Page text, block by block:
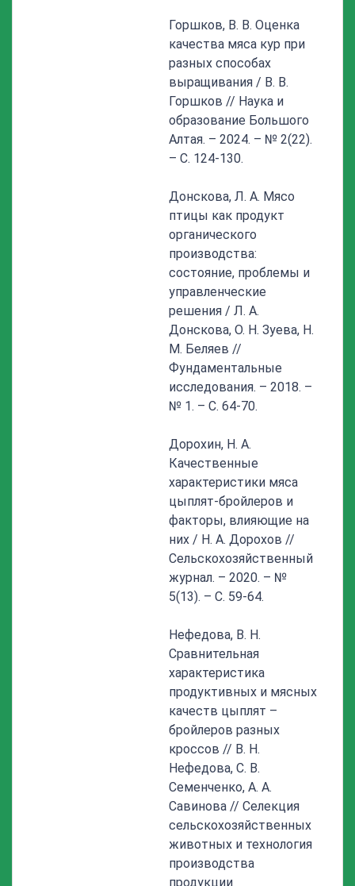
Горшков, В. В. Оценка
качества мяса кур при
разных способах
выращивания / В. В.
Горшков // Наука и
образование Большого
Алтая. – 2024. – № 2(22).
– С. 124-130.
Донскова, Л. А. Мясо
птицы как продукт
органического
производства:
состояние, проблемы и
управленческие
решения / Л. А.
Донскова, О. Н. Зуева, Н.
М. Беляев //
Фундаментальные
исследования. – 2018. –
№ 1. – С. 64-70.
Дорохин, Н. А.
Качественные
характеристики мяса
цыплят-бройлеров и
факторы, влияющие на
них / Н. А. Дорохов //
Сельскохозяйственный
журнал. – 2020. – №
5(13). – С. 59-64.
Нефедова, В. Н.
Сравнительная
характеристика
продуктивных и мясных
качеств цыплят –
бройлеров разных
кроссов // В. Н.
Нефедова, С. В.
Семенченко, А. А.
Савинова // Селекция
сельскохозяйственных
животных и технология
производства
продукции